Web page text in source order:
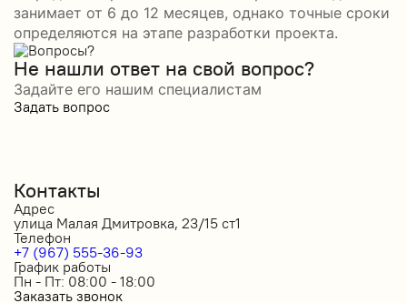
занимает от 6 до 12 месяцев, однако точные сроки
определяются на этапе разработки проекта.
Не нашли ответ на свой вопрос?
Задайте его нашим специалистам
Задать вопрос
Контакты
Адрес
улица Малая Дмитровка, 23/15 ст1
Телефон
+7 (967) 555-36-93
График работы
Пн - Пт: 08:00 - 18:00
Заказать звонок